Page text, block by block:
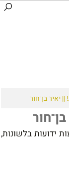
יאיר בן־חור
ידועות בלשונות,